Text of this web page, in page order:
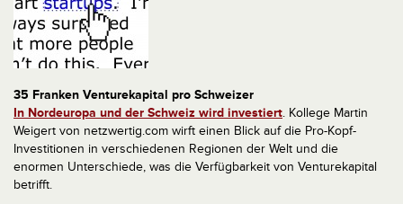
35 Franken Venturekapital pro Schweizer
In Nordeuropa und der Schweiz wird investiert. Kollege Martin
Weigert von netzwertig.com wirft einen Blick auf die Pro-Kopf-
Investitionen in verschiedenen Regionen der Welt und die
enormen Unterschiede, was die Verfügbarkeit von Venturekapital
betrifft.